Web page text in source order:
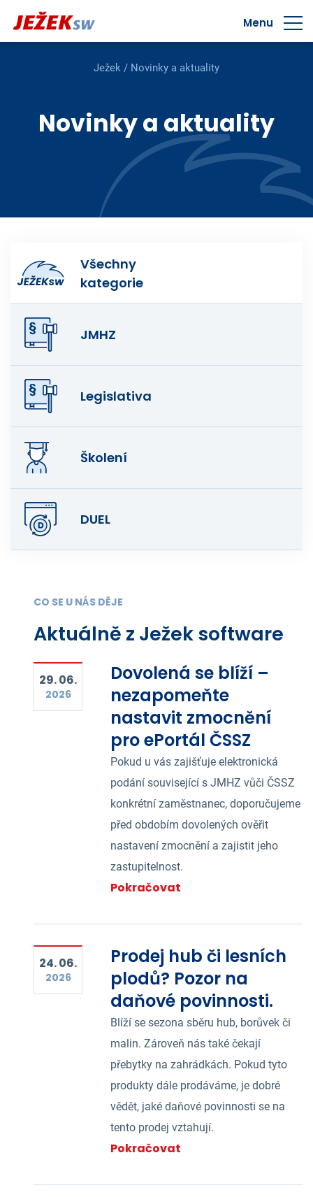
Menu
Ježek / Novinky a aktuality
Novinky a aktuality
Všechny
kategorie
JMHZ
Legislativa
Školení
DUEL
CO SE U NÁS DĚJE
Aktuálně z Ježek software
29. 06.
2026
Dovolená se blíží –
nezapomeňte
nastavit zmocnění
pro ePortál ČSSZ
Pokud u vás zajišťuje elektronická
podání související s JMHZ vůči ČSSZ
konkrétní zaměstnanec, doporučujeme
před obdobím dovolených ověřit
nastavení zmocnění a zajistit jeho
zastupitelnost.
Pokračovat
24. 06.
2026
Prodej hub či lesních
plodů? Pozor na
daňové povinnosti.
Blíží se sezona sběru hub, borůvek či
malin. Zároveň nás také čekají
přebytky na zahrádkách. Pokud tyto
produkty dále prodáváme, je dobré
vědět, jaké daňové povinnosti se na
tento prodej vztahují.
Pokračovat